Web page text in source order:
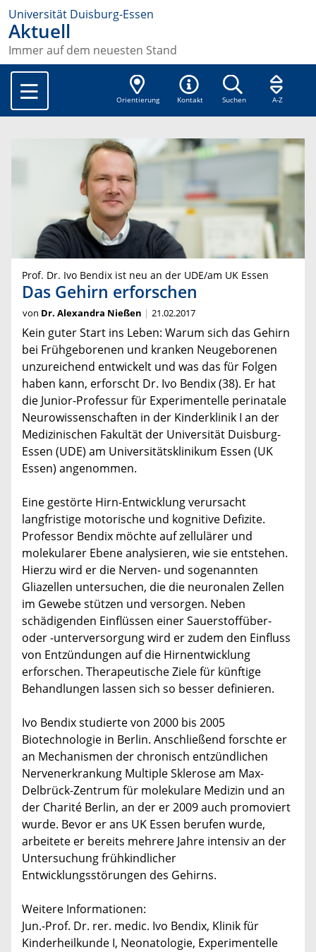
Universität Duisburg-Essen
Aktuell
Immer auf dem neuesten Stand
Orientierung Kontakt Suchen A-Z
Prof. Dr. Ivo Bendix ist neu an der UDE/am UK Essen
Das Gehirn erforschen
von Dr. Alexandra Nießen 21.02.2017
Kein guter Start ins Leben: Warum sich das Gehirn
bei Frühgeborenen und kranken Neugeborenen
unzureichend entwickelt und was das für Folgen
haben kann, erforscht Dr. Ivo Bendix (38). Er hat
die Junior-Professur für Experimentelle perinatale
Neurowissenschaften in der Kinderklinik I an der
Medizinischen Fakultät der Universität Duisburg-
Essen (UDE) am Universitätsklinikum Essen (UK
Essen) angenommen.
Eine gestörte Hirn-Entwicklung verursacht
langfristige motorische und kognitive Defizite.
Professor Bendix möchte auf zellulärer und
molekularer Ebene analysieren, wie sie entstehen.
Hierzu wird er die Nerven- und sogenannten
Gliazellen untersuchen, die die neuronalen Zellen
im Gewebe stützen und versorgen. Neben
schädigenden Einflüssen einer Sauerstoffüber-
oder -unterversorgung wird er zudem den Einfluss
von Entzündungen auf die Hirnentwicklung
erforschen. Therapeutische Ziele für künftige
Behandlungen lassen sich so besser definieren.
Ivo Bendix studierte von 2000 bis 2005
Biotechnologie in Berlin. Anschließend forschte er
an Mechanismen der chronisch entzündlichen
Nervenerkrankung Multiple Sklerose am Max-
Delbrück-Zentrum für molekulare Medizin und an
der Charité Berlin, an der er 2009 auch promoviert
wurde. Bevor er ans UK Essen berufen wurde,
arbeitete er bereits mehrere Jahre intensiv an der
Untersuchung frühkindlicher
Entwicklungsstörungen des Gehirns.
Weitere Informationen:
Jun.-Prof. Dr. rer. medic. Ivo Bendix, Klinik für
Kinderheilkunde I, Neonatologie, Experimentelle